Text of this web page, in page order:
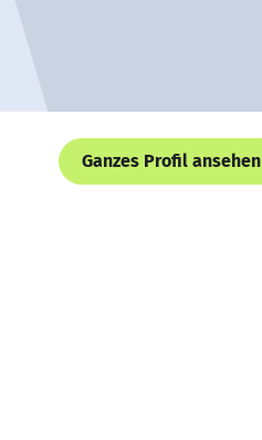
Ganzes Profil ansehen